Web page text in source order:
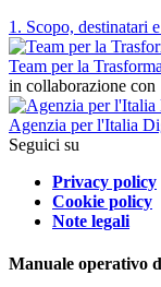
1. Scopo, destinatari
Team per la
in collaborazione con
Agenzia per l'Italia
Seguici su
Privacy policy
Cookie policy
Note legali
Manuale operativo